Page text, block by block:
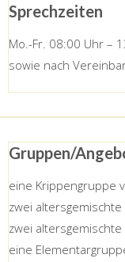
Sprechzeiten
Mo.-Fr. 08:00 Uhr –
sowie nach
Gruppen/
eine Krippengruppe
zwei
zwei
eine